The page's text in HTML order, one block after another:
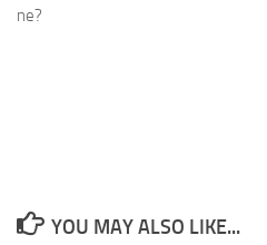
ne?
YOU MAY ALSO LIKE...